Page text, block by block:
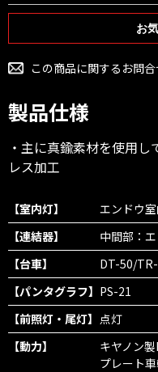
お
この商品に関するお問合
製品仕様
・主に真鍮素材を使用
レス加工
【室内灯】
エンドウ室
【連結器】
中間部：
【台車】
DT-50/
【パンタグラフ】 PS-21
【前照灯・尾灯】 点灯
【動力】
キヤノン
プレート